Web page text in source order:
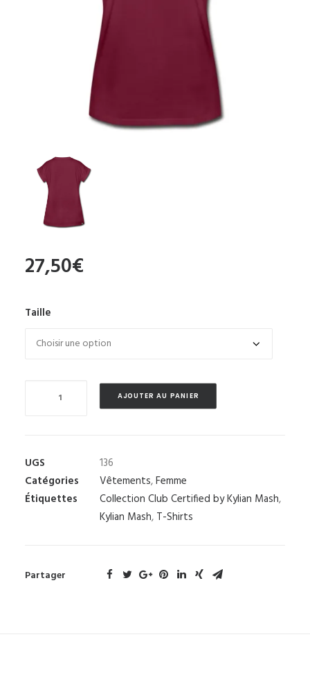
27,50€
Taille
AJOUTER AU PANIER
UGS
136
Catégories
Vêtements,Femme
Étiquettes
Collection Club Certified by Kylian Mash,
Kylian Mash, T-Shirts
Partager